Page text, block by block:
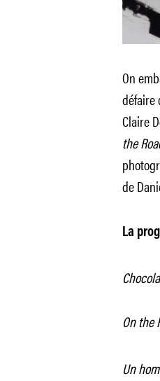
On
défaire
Claire
the
de
La
On the
Un